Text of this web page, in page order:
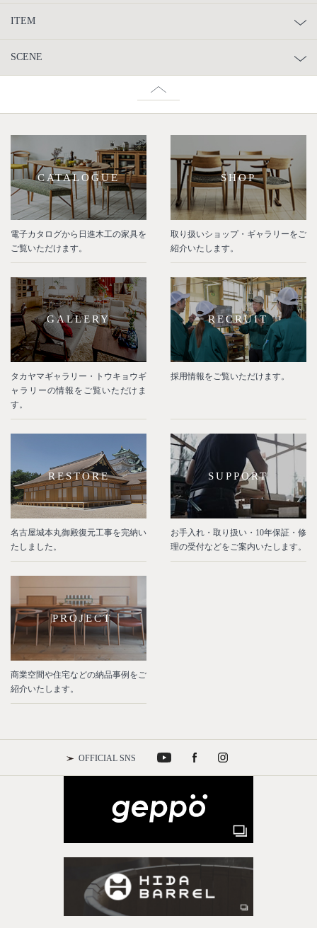
ITEM
SCENE
CATALOGUE
電子カタログから日進木工の家具を
ご覧いただけます。
SHOP
取り扱いショップ・ギャラリーをご
紹介いたします。
GALLERY
タカヤマギャラリー・トウキョウギ
ャラリーの情報をご覧いただけま
す。
RECRUIT
採用情報をご覧いただけます。
RESTORE
名古屋城本丸御殿復元工事を完納い
たしました。
SUPPORT
お手入れ・取り扱い・10年保証・修
理の受付などをご案内いたします。
PROJECT
商業空間や住宅などの納品事例をご
紹介いたします。
OFFICIAL SNS